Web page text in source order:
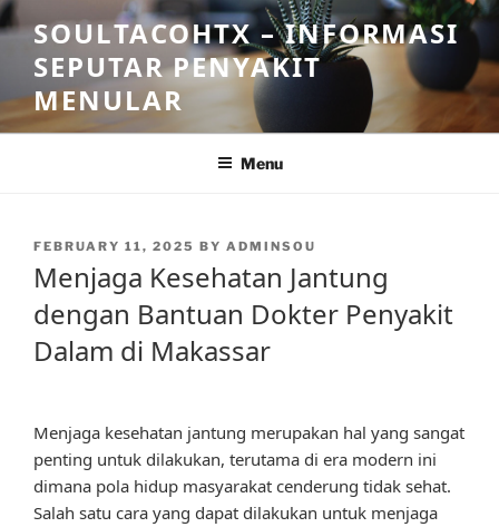
Skip
to
content
SOULTACOHTX – INFORMASI
SEPUTAR PENYAKIT
MENULAR
Menu
POSTED
FEBRUARY 11, 2025 BY ADMINSOU
Menjaga Kesehatan Jantung
dengan Bantuan Dokter Penyakit
Dalam di Makassar
Menjaga kesehatan jantung merupakan hal yang sangat
penting untuk dilakukan, terutama di era modern ini
dimana pola hidup masyarakat cenderung tidak sehat.
Salah satu cara yang dapat dilakukan untuk menjaga